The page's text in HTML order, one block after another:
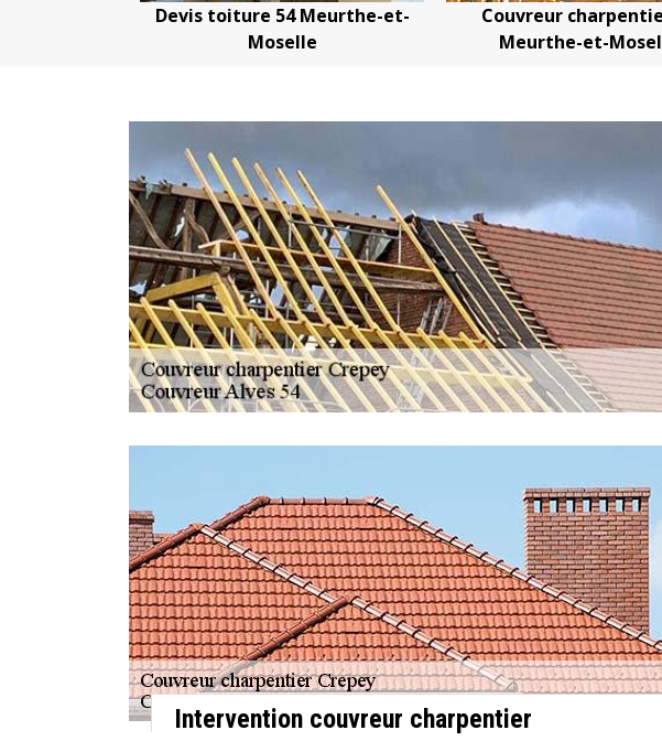
toiture 54 Meurthe-et-
Couvreur charpentier 54
Meurthe-et-Moselle
Intervention couvreur charpentier